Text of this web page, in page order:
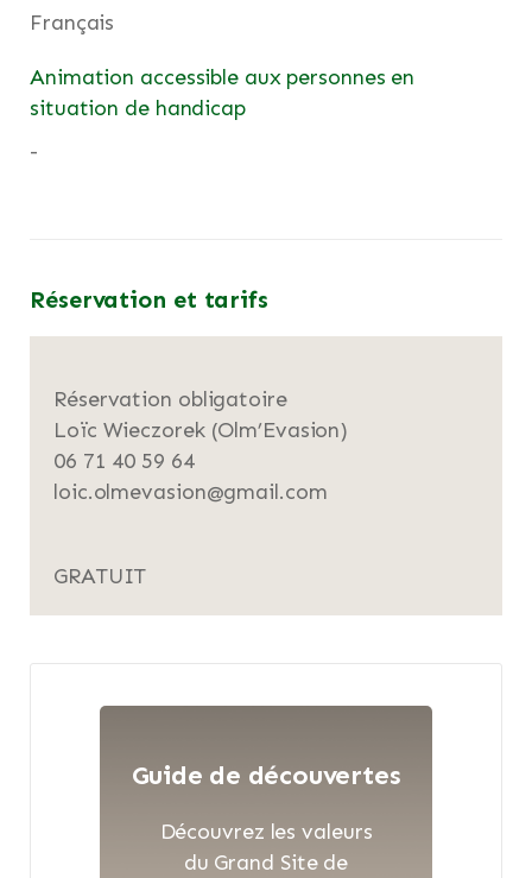
Français
Animation accessible aux personnes en
situation de handicap
-
Réservation et tarifs
Réservation obligatoire
Loïc Wieczorek (Olm’Evasion)
06 71 40 59 64
loic.olmevasion@gmail.com
GRATUIT
Guide de découvertes
Découvrez les valeurs
du Grand Site de